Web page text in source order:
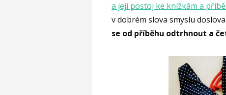
a její postoj ke knížkám a
v dobrém slova smyslu
se od příběhu odtrhnout a